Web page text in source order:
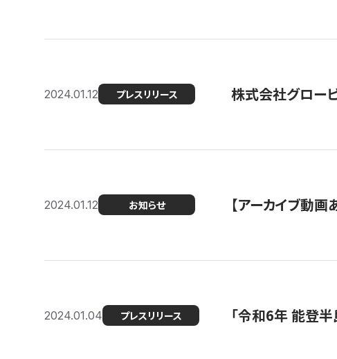
2024.01.12 プレスリリース 株式会社グロー
2024.01.12 お知らせ 【アーカイブ動
2024.01.04 プレスリリース 「令和6年 能登